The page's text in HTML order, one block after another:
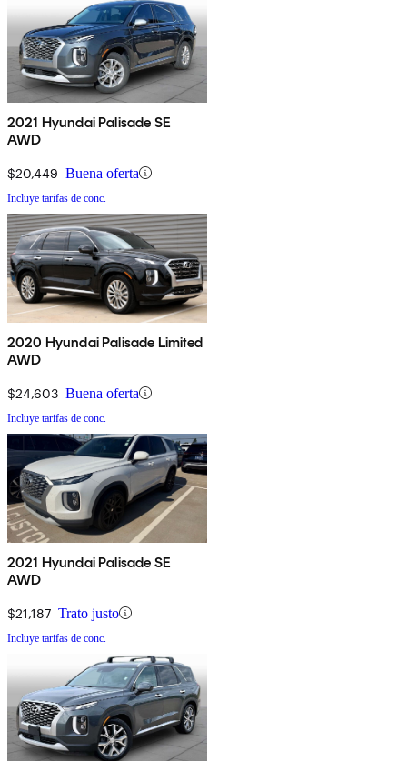
2021 Hyundai Palisade SE
AWD
$20,449 Buena oferta
Incluye tarifas de conc.
2020 Hyundai Palisade Limited
AWD
$24,603 Buena oferta
Incluye tarifas de conc.
2021 Hyundai Palisade SE
AWD
$21,187 Trato justo
Incluye tarifas de conc.